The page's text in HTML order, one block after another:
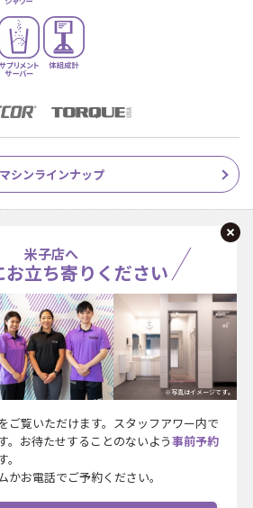
マシンラインナップ
米子店へ
お立ち寄りください
※写真はイメージです。
ご覧いただけます。スタッフアワー内で
。お待たせすることのないよう事前予約
かお電話でご予約ください。